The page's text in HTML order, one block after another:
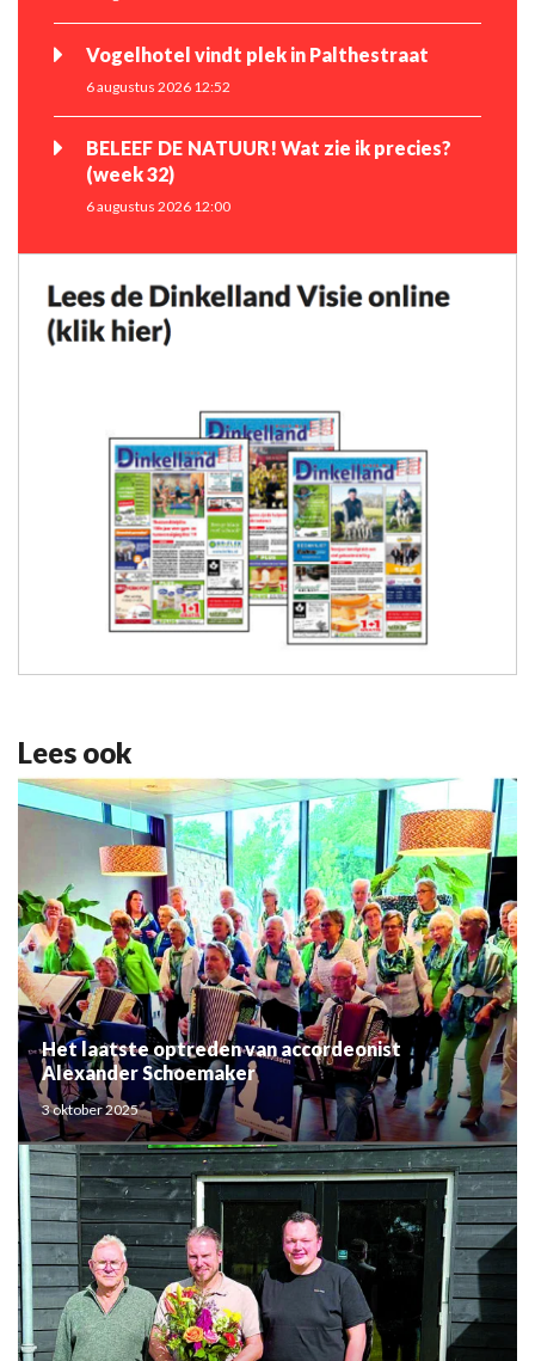
Vogelhotel vindt plek in Palthestraat
6 augustus 2026 12:52
BELEEF DE NATUUR! Wat zie ik precies?
(week 32)
6 augustus 2026 12:00
Lees ook
Het laatste optreden van accordeonist
Alexander Schoemaker
3 oktober 2025